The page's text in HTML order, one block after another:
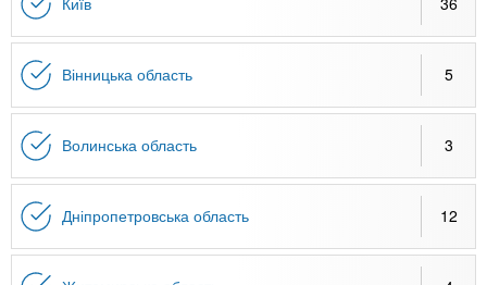
n
t
s
.
i
х
а
д
і
Онлайн курси
За кордоном
Вінницька область 5
Волинська область 3
Дніпропетровська область 12